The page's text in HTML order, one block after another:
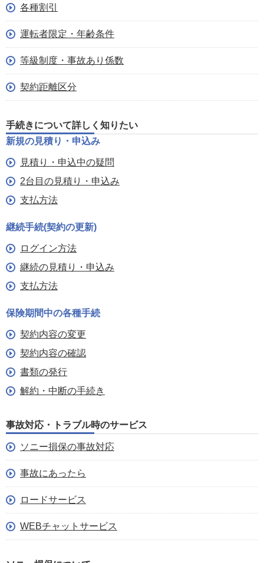
各種割引
運転者限定・年齢条件
等級制度・事故あり係数
契約距離区分
手続きについて詳しく知りたい
新規の見積り・申込み
見積り・申込中の疑問
2台目の見積り・申込み
支払方法
保険期間中の各種手続
契約内容の変更
契約内容の確認
書類の発行
解約・中断の手続き
継続手続(契約の更新)
ログイン方法
継続の見積り・申込み
支払方法
事故対応・トラブル時のサービス
ソニー損保の事故対応
事故にあったら
ロードサービス
WEBチャットサービス